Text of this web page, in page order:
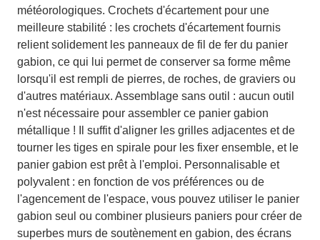
météorologiques. Crochets d'écartement pour une
meilleure stabilité : les crochets d'écartement fournis
relient solidement les panneaux de fil de fer du panier
gabion, ce qui lui permet de conserver sa forme même
lorsqu'il est rempli de pierres, de roches, de graviers ou
d'autres matériaux. Assemblage sans outil : aucun outil
n'est nécessaire pour assembler ce panier gabion
métallique ! Il suffit d'aligner les grilles adjacentes et de
tourner les tiges en spirale pour les fixer ensemble, et le
panier gabion est prêt à l'emploi. Personnalisable et
polyvalent : en fonction de vos préférences ou de
l'agencement de l'espace, vous pouvez utiliser le panier
gabion seul ou combiner plusieurs paniers pour créer de
superbes murs de soutènement en gabion, des écrans